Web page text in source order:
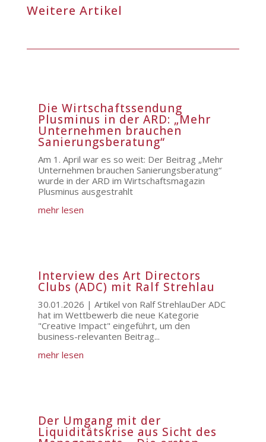
Weitere Artikel
Die Wirtschaftssendung
Plusminus in der ARD: „Mehr
Unternehmen brauchen
Sanierungsberatung“
Am 1. April war es so weit: Der Beitrag „Mehr
Unternehmen brauchen Sanierungsberatung“
wurde in der ARD im Wirtschaftsmagazin
Plusminus ausgestrahlt
mehr lesen
Interview des Art Directors
Clubs (ADC) mit Ralf Strehlau
30.01.2026 | Artikel von Ralf StrehlauDer ADC
hat im Wettbewerb die neue Kategorie
"Creative Impact" eingeführt, um den
business-relevanten Beitrag...
mehr lesen
Der Umgang mit der
Liquiditätskrise aus Sicht des